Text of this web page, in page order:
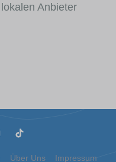
Anbieter
Über Uns Impressum